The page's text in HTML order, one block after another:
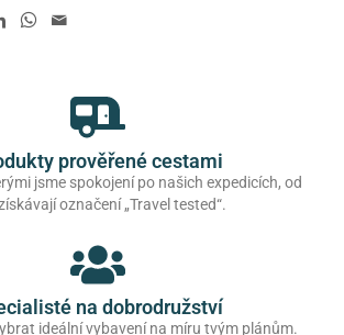
prověřené cestami
jsme spokojení po našich expedicích, od
označení „Travel tested“.
na dobrodružství
ideální vybavení na míru tvým plánům.